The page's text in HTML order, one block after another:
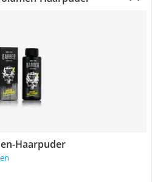
Haarpuder